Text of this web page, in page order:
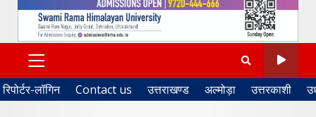
PRIMARY
MENU
रिपोर्टर-लॉगिन Contact us उत्तराखण्ड अल्मोड़ा उत्तरकाशी